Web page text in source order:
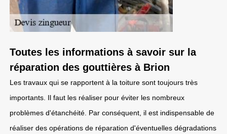
Toutes les informations à savoir sur la
réparation des gouttières à Brion
Les travaux qui se rapportent à la toiture sont toujours très
importants. Il faut les réaliser pour éviter les nombreux
problèmes d'étanchéité. Par conséquent, il est indispensable de
réaliser des opérations de réparation d'éventuelles dégradations